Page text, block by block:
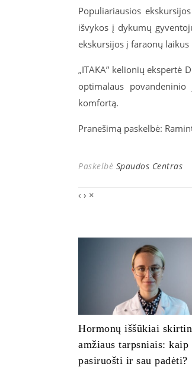
Populiariausios
išvykos į dykumų
ekskursijos į faraonų
„ITAKA” kelionių ekspertė
optimalaus
komfortą.
Pranešimą paskelbė:
Paskelbė Spaudos Centras
‹ › ×
Hormonų iššūkiai
amžiaus tarpsniais: kaip
pasiruošti ir sau padėti?